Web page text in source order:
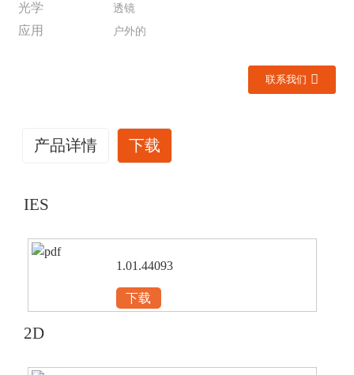
光学 透镜
应用 户外的
联系我们
产品详情 下载
IES
1.01.44093
下载
2D